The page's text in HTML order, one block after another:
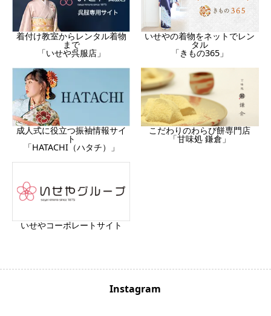
着付け教室からレンタル着物
まで
「いせや呉服店」
いせやの着物をネットでレン
タル
「きもの365」
成人式に役立つ振袖情報サイ
ト
「HATACHI（ハタチ）」
こだわりのわらび餅専門店
「甘味処 鎌倉」
いせやコーポレートサイト
Instagram